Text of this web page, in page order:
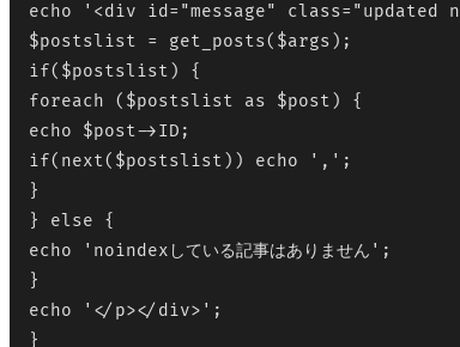
echo '<div id="message"
$postslist = get_posts($args);
if($postslist) {
foreach ($postslist as $post) {
echo $post->ID;
if(next($postslist)) echo ',';
}
} else {
echo 'noindexしている記事はありません';
}
echo '</p></div>';
}